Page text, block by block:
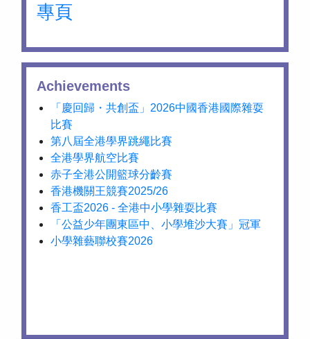
專頁
Achievements
「慶回歸・共創盃」2026中國香港國際雜耍
比賽
第八屆全港學界跳繩比賽
全港學界航空比賽
赤子全港公開籃球分齡賽
香港機關王競賽2025/26
香工盃2026 - 全港中小學雜耍比賽
「公益少年團東區中、小學堆沙大賽」冠軍
小學雜藝聯校賽2026